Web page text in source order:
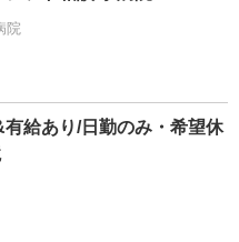
院
給あり/日勤のみ・希望休